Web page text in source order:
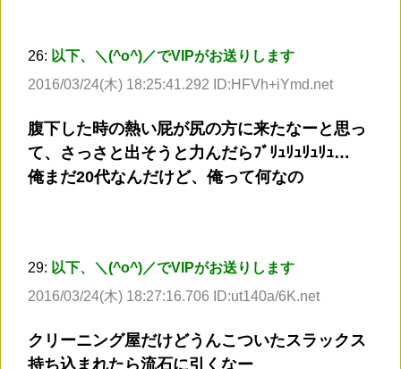
26: 以下、＼(^o^)／でVIPがお送りします
2016/03/24(木) 18:25:41.292 ID:HFVh+iYmd.net
腹下した時の熱い屁が尻の方に来たなーと思っ
て、さっさと出そうと力んだらﾌﾞﾘｭﾘｭﾘｭﾘｭ…
俺まだ20代なんだけど、俺って何なの
29: 以下、＼(^o^)／でVIPがお送りします
2016/03/24(木) 18:27:16.706 ID:ut140a/6K.net
クリーニング屋だけどうんこついたスラックス
持ち込まれたら流石に引くなー